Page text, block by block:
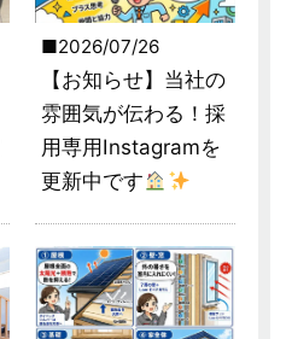
2026/07/26
【お知らせ】当社の
雰囲気が伝わる！採
用専用Instagramを
更新中です